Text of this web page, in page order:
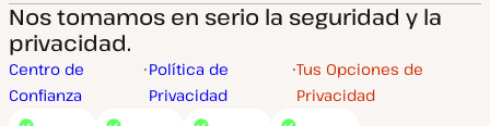
Nos tomamos en serio la seguridad y la
privacidad.
Centro de
Confianza
Política de
Privacidad
Tus Opciones de
Privacidad